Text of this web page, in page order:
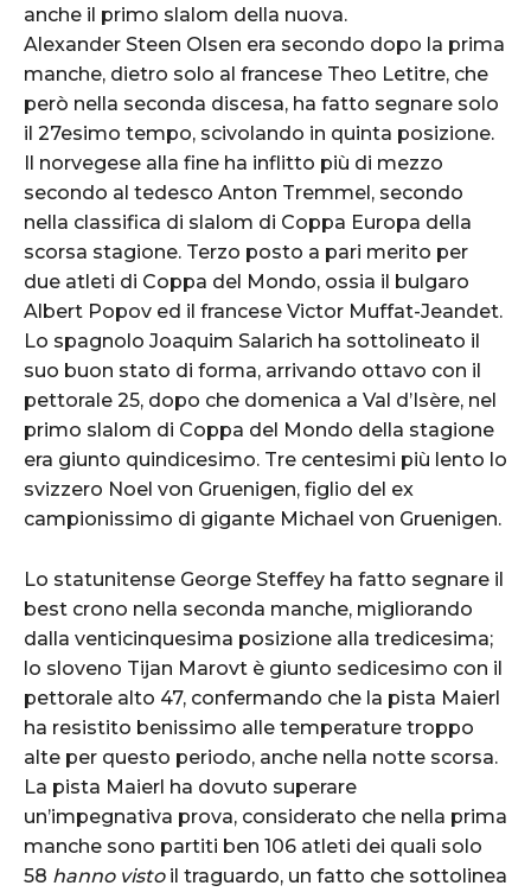
anche il primo slalom della nuova.
Alexander Steen Olsen era secondo dopo la prima
manche, dietro solo al francese Theo Letitre, che
però nella seconda discesa, ha fatto segnare solo
il 27esimo tempo, scivolando in quinta posizione.
Il norvegese alla fine ha inflitto più di mezzo
secondo al tedesco Anton Tremmel, secondo
nella classifica di slalom di Coppa Europa della
scorsa stagione. Terzo posto a pari merito per
due atleti di Coppa del Mondo, ossia il bulgaro
Albert Popov ed il francese Victor Muffat-Jeandet.
Lo spagnolo Joaquim Salarich ha sottolineato il
suo buon stato di forma, arrivando ottavo con il
pettorale 25, dopo che domenica a Val d’Isère, nel
primo slalom di Coppa del Mondo della stagione
era giunto quindicesimo. Tre centesimi più lento lo
svizzero Noel von Gruenigen, figlio del ex
campionissimo di gigante Michael von Gruenigen.
Lo statunitense George Steffey ha fatto segnare il
best crono nella seconda manche, migliorando
dalla venticinquesima posizione alla tredicesima;
lo sloveno Tijan Marovt è giunto sedicesimo con il
pettorale alto 47, confermando che la pista Maierl
ha resistito benissimo alle temperature troppo
alte per questo periodo, anche nella notte scorsa.
La pista Maierl ha dovuto superare
un’impegnativa prova, considerato che nella prima
manche sono partiti ben 106 atleti dei quali solo
58 hanno vistoil traguardo, un fatto che sottolinea